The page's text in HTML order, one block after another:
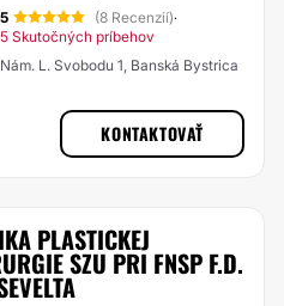
5 (8 Recenzií)·
5 Skutočných príbehov
Nám. L. Svobodu 1, Banská Bystrica
KONTAKTOVAŤ
PLASTICKEJ
SZU PRI FNSP F.D.